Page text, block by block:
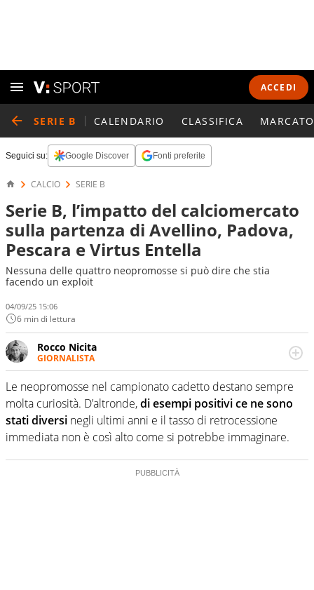
ACCEDI
SERIE B CALENDARIO CLASSIFICA
Seguici su: Google Discover Fonti preferite
CALCIO SERIE B
Serie B, l’impatto del calciomercato
sulla partenza di Avellino, Padova,
Pescara e Virtus Entella
Nessuna delle quattro neopromosse si può dire che stia
facendo un exploit
04/09/25 15:06
6 min di lettura
Rocco Nicita
GIORNALISTA
Classe 1996. Collabora con varie testate e blog online.
Conduce un podcast dedicato interamente alla Serie B.
Le neopromosse nel campionato cadetto destano sempre
molta curiosità. D’altronde,di esempi positivi ce ne sono
stati diversi negli ultimi anni e il tasso di retrocessione
immediata non è così alto come si potrebbe immaginare.